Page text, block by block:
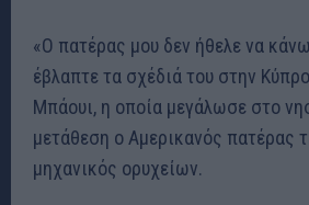
«Ο πατέρας μου δεν ήθελε να
έβλαπτε τα σχέδιά του στην
Μπάουι, η οποία μεγάλωσε στο
μετάθεση ο Αμερικανός πατέρας
μηχανικός ορυχείων.